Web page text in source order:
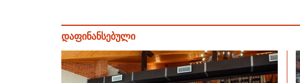
დაფინანსებული